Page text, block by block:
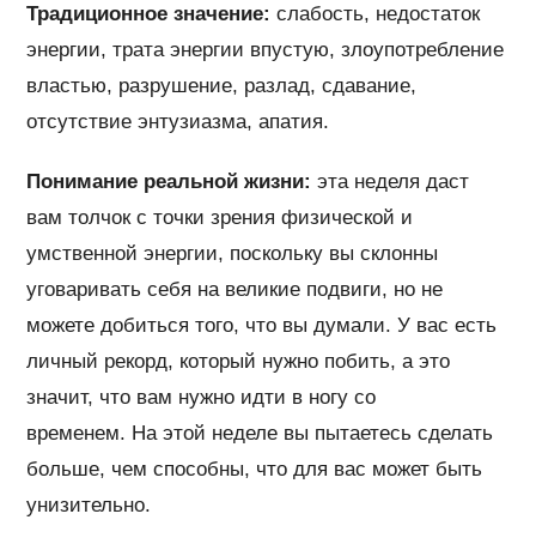
Традиционное значение: слабость, недостаток
энергии, трата энергии впустую, злоупотребление
властью, разрушение, разлад, сдавание,
отсутствие энтузиазма, апатия.
Понимание реальной жизни: эта неделя даст
вам толчок с точки зрения физической и
умственной энергии, поскольку вы склонны
уговаривать себя на великие подвиги, но не
можете добиться того, что вы думали. У вас есть
личный рекорд, который нужно побить, а это
значит, что вам нужно идти в ногу со
временем. На этой неделе вы пытаетесь сделать
больше, чем способны, что для вас может быть
унизительно.